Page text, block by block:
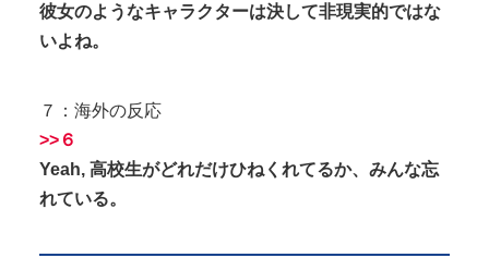
彼女のようなキャラクターは決して非現実的ではな
いよね。
７：海外の反応
>>６
Yeah, 高校生がどれだけひねくれてるか、みんな忘
れている。